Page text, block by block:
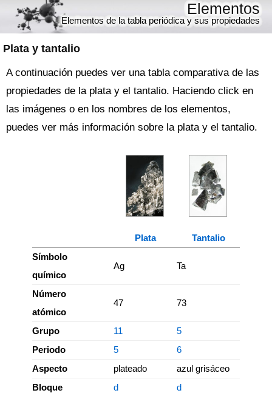
Plata y tantalio
Elementos
Elementos de la tabla periódica y sus propiedades
A continuación puedes ver una tabla comparativa de las
propiedades de la plata y el tantalio. Haciendo click en
las imágenes o en los nombres de los elementos,
puedes ver más información sobre la plata y el tantalio.
Plata
Tantalio
Símbolo
químico
Ag Ta
Número
atómico
47 73
Grupo 11
5
Periodo
5
6
Aspecto
plateado
azul grisáceo
Bloque
d
d